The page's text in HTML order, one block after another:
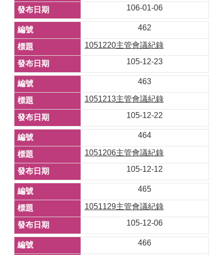
106-01-06
462
1051220主管會議紀錄
105-12-23
463
1051213主管會議紀錄
105-12-22
464
1051206主管會議紀錄
105-12-12
465
1051129主管會議紀錄
105-12-06
466